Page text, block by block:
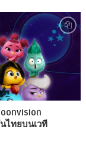
ไทยบนเวที